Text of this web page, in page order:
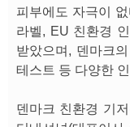
피부에도 자극이
라벨, EU 친환경
받았으며, 덴마크
테스트 등 다양한
덴마크 친환경 기